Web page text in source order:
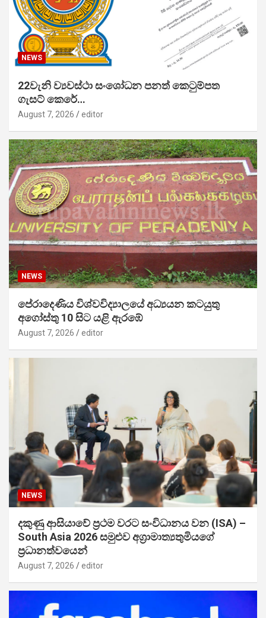
NEWS
22වැනි ව්‍යවස්ථා සංශෝධන පනත් කෙටුම්පත
ගැසට් කෙරේ…
August 7, 2026 editor
NEWS
පේරාදෙණිය විශ්වවිද්‍යාලයේ අධ්‍යයන කටයුතු
අගෝස්තු 10 සිට යළි ඇරඹේ
August 7, 2026 editor
NEWS
දකුණු ආසියාවේ ප්‍රථම වරට සංවිධානය වන (ISA) –
South Asia 2026 සමුළුව අග්‍රාමාත්‍යතුමියගේ
ප්‍රධානත්වයෙන්
August 7, 2026 editor